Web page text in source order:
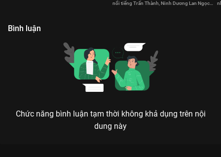
nổi tiếng Trấn Thành, Ninh Dương Lan Ngọc
Bình luận
Chức năng bình luận tạm thời không khả dụng trên nội
dung này